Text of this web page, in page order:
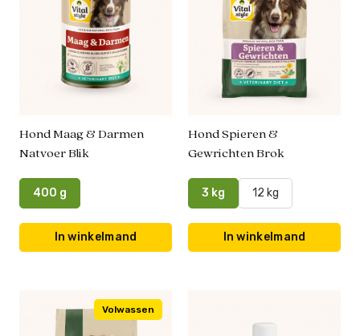
Hond Maag & Darmen
Natvoer Blik
400 g
In winkelmand
Hond Spieren &
Gewrichten Brok
3 kg 12 kg
In winkelmand
Volwassen